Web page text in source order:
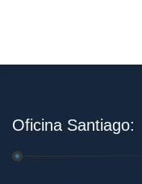
Oficina Santiago: